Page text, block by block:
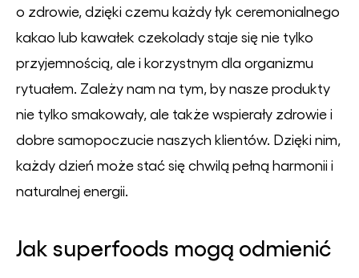
o zdrowie, dzięki czemu każdy łyk ceremonialnego
kakao lub kawałek czekolady staje się nie tylko
przyjemnością, ale i korzystnym dla organizmu
rytuałem. Zależy nam na tym, by nasze produkty
nie tylko smakowały, ale także wspierały zdrowie i
dobre samopoczucie naszych klientów. Dzięki nim,
każdy dzień może stać się chwilą pełną harmonii i
naturalnej energii.
Jak superfoods mogą odmienić